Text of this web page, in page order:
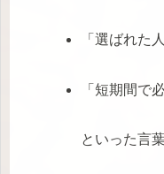
「選ばれた
「短期間で
といった言